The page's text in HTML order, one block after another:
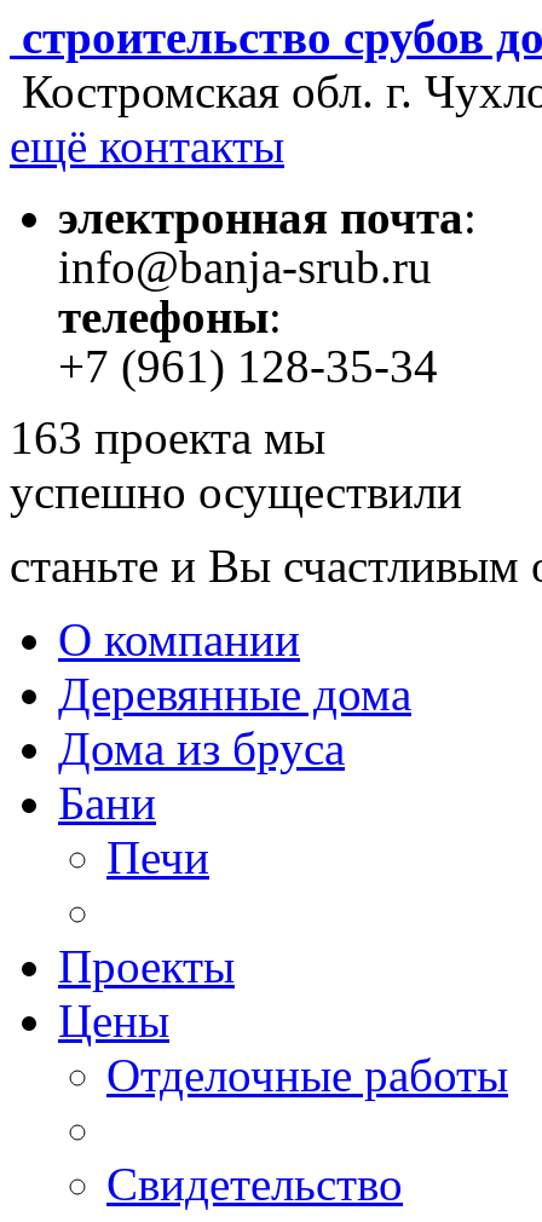
строительство срубов
Костромская обл. г.
ещё контакты
электронная почта:
info@banja-srub.ru
телефоны:
+7 (961) 128-35-34
163 проекта мы
успешно осуществили
станьте и Вы счастливым
О компании
Деревянные дома
Дома из бруса
Бани
Печи
Проекты
Цены
Отделочные работы
Свидетельство